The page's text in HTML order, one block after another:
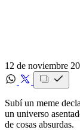
12 de noviembre
Subí un meme
un universo
de cosas absurdas.